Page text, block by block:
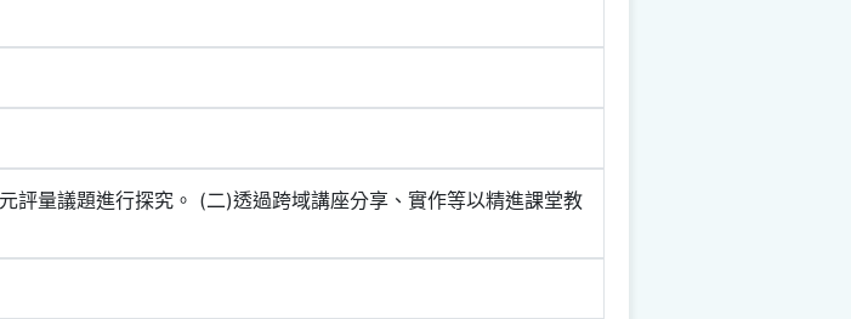
評量議題進行探究。 (二)透過跨域講座分享、實作等以精進課堂教